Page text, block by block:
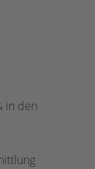
in den